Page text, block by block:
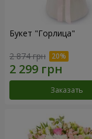
Букет "Горлица"
2 874 грн
Заказать